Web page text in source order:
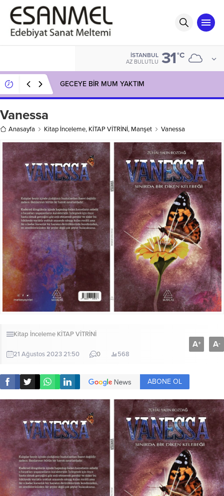
İSTANBUL
AZ BULUTLU 31°C
GECEYE BİR MUM YAKTIM
Vanessa
Anasayfa Kitap İnceleme, KİTAP VİTRİNİ, Manşet Vanessa
Kitap İnceleme KİTAP VİTRİNİ
21 Ağustos 2023 21:50 0 568
A+ A-
ABONE OL